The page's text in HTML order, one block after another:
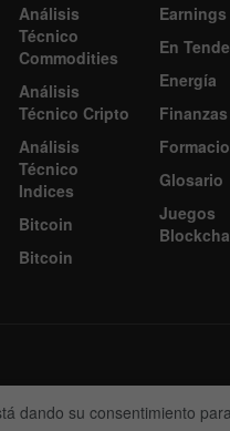
Análisis
Técnico
Commodities
Análisis
Técnico Cripto
Análisis
Técnico
Indices
Bitcoin
Bitcoin
Earnings
En
Energía
Finanzas
Glosario
Juegos
dando su consentimiento